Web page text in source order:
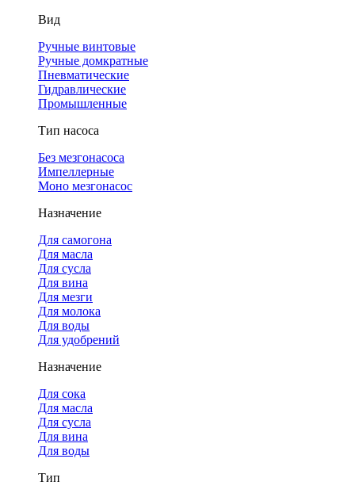
Вид
Ручные винтовые
Ручные домкратные
Пневматические
Гидравлические
Промышленные
Тип насоса
Без мезгонасоса
Импеллерные
Моно мезгонасос
Назначение
Для самогона
Для масла
Для сусла
Для вина
Для мезги
Для молока
Для воды
Для удобрений
Назначение
Для сока
Для масла
Для сусла
Для вина
Для воды
Тип